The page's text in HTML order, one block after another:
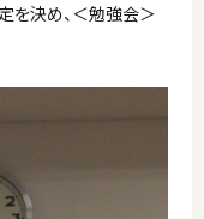
を決め、＜勉強会＞